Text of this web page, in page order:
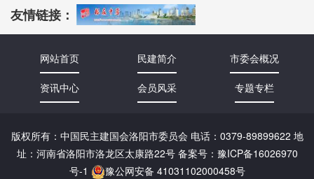
友情链接：
网站首页 民建简介 市委会概况
资讯中心 会员风采 专题专栏
版权所有：中国民主建国会洛阳市委员会 电话：0379-89899622 地
址：河南省洛阳市洛龙区太康路22号 备案号： 豫ICP备16026970
号-1
豫公网安备 41031102000458号